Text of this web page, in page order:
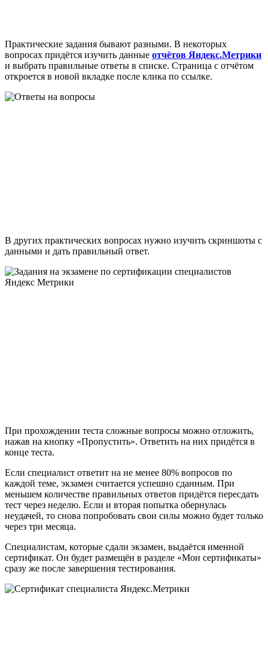
Практические задания бывают разными. В некоторых
вопросах придётся изучить данные отчётов Яндекс.Метрики
и выбрать правильные ответы в списке. Страница с отчётом
откроется в новой вкладке после клика по ссылке.
В других практических вопросах нужно изучить скриншоты с
данными и дать правильный ответ.
При прохождении теста сложные вопросы можно отложить,
нажав на кнопку «Пропустить». Ответить на них придётся в
конце теста.
Если специалист ответит на не менее 80% вопросов по
каждой теме, экзамен считается успешно сданным. При
меньшем количестве правильных ответов придётся пересдать
тест через неделю. Если и вторая попытка обернулась
неудачей, то снова попробовать свои силы можно будет только
через три месяца.
Специалистам, которые сдали экзамен, выдаётся именной
сертификат. Он будет размещён в разделе «Мои сертификаты»
сразу же после завершения тестирования.